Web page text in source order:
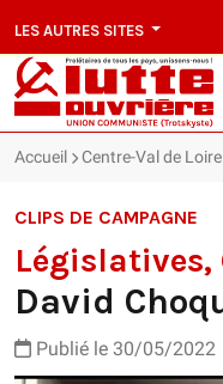
LES AUTRES SITES
Accueil Centre-Val de Loire
CLIPS DE CAMPAGNE
David
Publié le 30/05/2022